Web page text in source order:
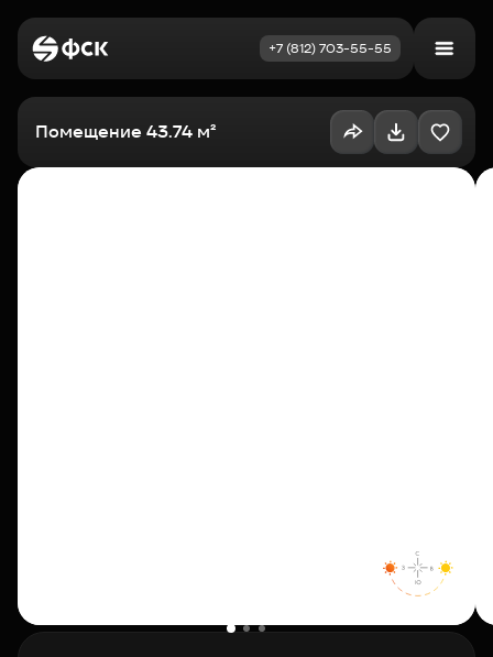
+7 (812) 703-55-55
Помещение 43.74 м²